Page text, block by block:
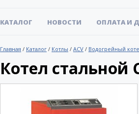
КАТАЛОГ НОВОСТИ ОПЛАТА И
Главная / Каталог / Котлы / ACV / Водогрейный
Котел стальной